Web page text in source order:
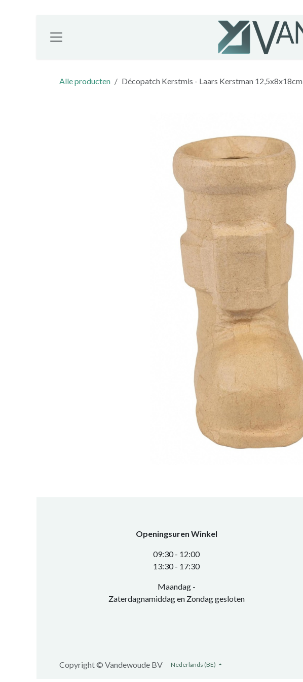
Alle producten Décopatch Kerstmis - Laars Kerstman 12,5x8x18cm
Openingsuren Winkel
0​9:30 - 12:00
​13:30 - 17:30​
Maandag -
Zaterdagnamiddag en Zondag gesloten
Copyright © Vandewoude BV Nederlands (BE)